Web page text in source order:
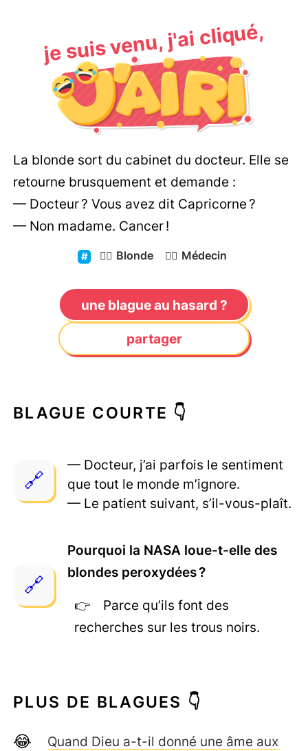
je suis venu, j'ai cliqué,
La blonde sort du cabinet du docteur. Elle se
retourne brusquement et demande :
— Docteur ? Vous avez dit Capricorne ?
— Non madame. Cancer !
👱‍♀️ Blonde 👨‍⚕️ Médecin
une blague au hasard ?
partager
BLAGUE COURTE 👇
— Docteur, j’ai parfois le sentiment
que tout le monde m’ignore.
— Le patient suivant, s’il-vous-plaît.
Pourquoi la NASA loue-t-elle des
blondes peroxydées ?
Parce qu’ils font des
recherches sur les trous noirs.
PLUS DE BLAGUES 👇
Quand Dieu a-t-il donné une âme aux